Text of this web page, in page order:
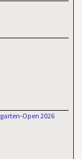
Open 2026